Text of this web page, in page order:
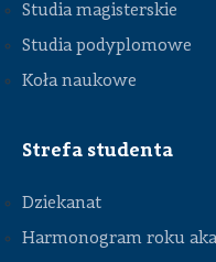
Studia magisterskie
Studia podyplomowe
Koła naukowe
Strefa studenta
Dziekanat
Harmonogram roku